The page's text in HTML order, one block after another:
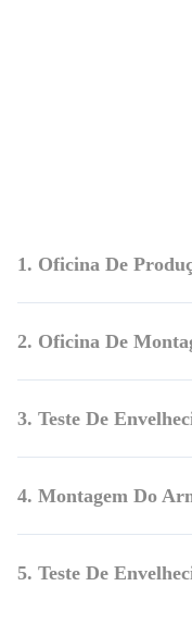
1. Oficina De
2. Oficina De
3. Teste De
4. Montagem Do
5. Teste De